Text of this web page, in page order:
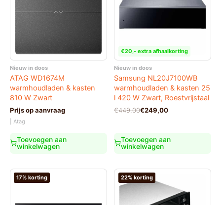
Nieuw in doos
ATAG WD1674M
warmhoudladen & kasten
810 W Zwart
Prijs op aanvraag
| Atag
Toevoegen aan
winkelwagen
€20,- extra afhaalkorting
Nieuw in doos
Samsung NL20J7100WB
warmhoudladen & kasten 25
l 420 W Zwart, Roestvrijstaal
€449,00
Oorspronkelijke
€449,00.
€249,00
Huidige
€249,00.
Toevoegen aan
winkelwagen
17% korting 22% korting